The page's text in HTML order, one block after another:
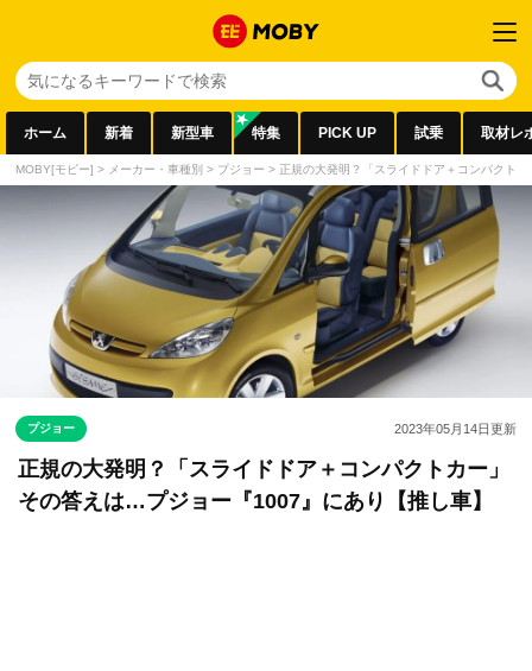
ホーム 新着 新型車 特集 PICK UP 試乗 取材レ
MOBY[モビー] > メーカー・車種別 > プジョー > 正規の大発明？「スライドドア＋コンパクト
プジョー 2023年05月14日更新
正規の大発明？「スライドドア＋コンパクトカー」
その答えは…プジョー『1007』にあり【推し車】